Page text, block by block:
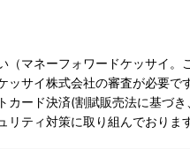
（マネーフォワードケッサイ。
ッサイ株式会社の審査が必要で
カード決済(割賦販売法に基づ
リティ対策に取り組んでおりま